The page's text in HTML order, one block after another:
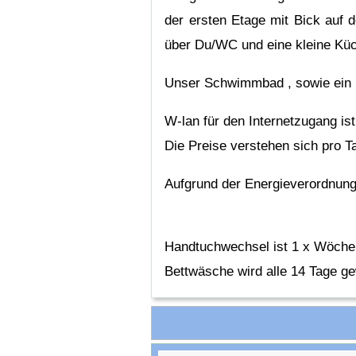
der ersten Etage mit Bick auf
über Du/WC und eine kleine
Unser Schwimmbad , sowie
W-lan für den Internetzugang
Die Preise verstehen sich pro
Aufgrund der
Handtuchwechsel ist 1 x
Bettwäsche wird alle 14 Tage